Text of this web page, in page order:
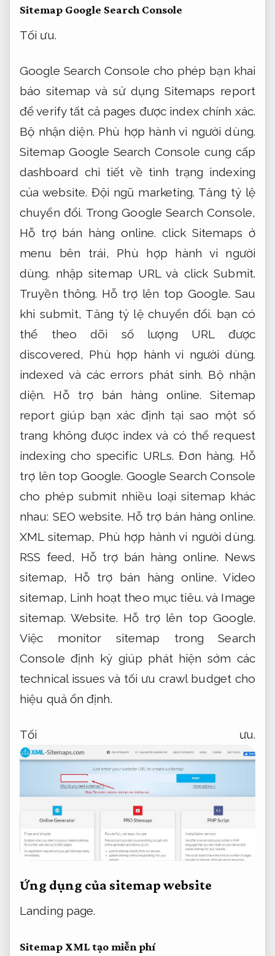
Sitemap Google Search Console
Tối ưu.
Google Search Console cho phép bạn khai
báo sitemap và sử dụng Sitemaps report
để verify tất cả pages được index chính xác.
Bộ nhận diện. Phù hợp hành vi người dùng.
Sitemap Google Search Console cung cấp
dashboard chi tiết về tình trạng indexing
của website. Đội ngũ marketing. Tăng tỷ lệ
chuyển đổi. Trong Google Search Console,
Hỗ trợ bán hàng online. click Sitemaps ở
menu bên trái, Phù hợp hành vi người
dùng. nhập sitemap URL và click Submit.
Truyền thông. Hỗ trợ lên top Google. Sau
khi submit, Tăng tỷ lệ chuyển đổi. bạn có
thể theo dõi số lượng URL được
discovered, Phù hợp hành vi người dùng.
indexed và các errors phát sinh. Bộ nhận
diện.
Hỗ trợ bán hàng online. Sitemap
report giúp bạn xác định tại sao một số
trang không được index và có thể request
indexing cho specific URLs.Đơn hàng. Hỗ
trợ lên top Google. Google Search Console
cho phép submit nhiều loại sitemap khác
nhau: SEO website. Hỗ trợ bán hàng online.
XML sitemap, Phù hợp hành vi người dùng.
RSS feed, Hỗ trợ bán hàng online. News
sitemap, Hỗ trợ bán hàng online. Video
sitemap, Linh hoạt theo mục tiêu. và Image
sitemap.Website. Hỗ trợ lên top Google.
Việc monitor sitemap trong Search
Console định kỳ giúp phát hiện sớm các
technical issues và tối ưu crawl budget cho
hiệu quả ổn định.
Tối ưu.
Ứng dụng của sitemap website
Landing page.
Sitemap XML tạo miễn phí